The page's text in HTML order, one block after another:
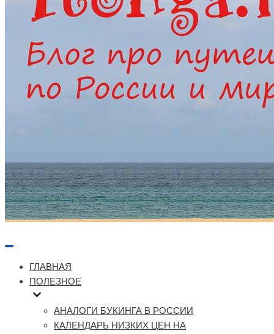
Меню
ГЛАВНАЯ
ПОЛЕЗНОЕ
АНАЛОГИ БУКИНГА В РОССИИ
КАЛЕНДАРЬ НИЗКИХ ЦЕН НА